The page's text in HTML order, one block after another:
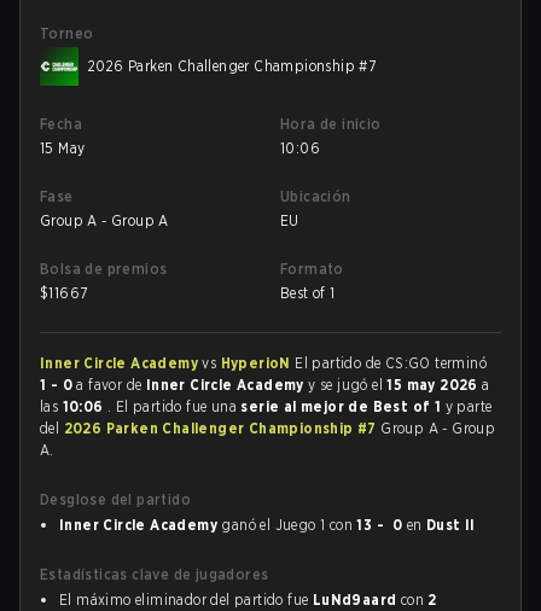
Torneo
2026 Parken Challenger Championship #7
Fecha
15 May
Hora de inicio
10:06
Fase
Group A - Group A
Ubicación
EU
Bolsa de premios
$11667
Formato
Best of 1
Inner Circle Academyvs HyperioN El partido de CS:GO terminó
1 - 0 a favor de Inner Circle Academyy se jugó el15 may 2026a
las 10:06 . El partido fue una serie al mejor de Best of 1 y parte
del 2026 Parken Challenger Championship #7 Group A - Group
A.
Desglose del partido
Inner Circle Academy ganó el Juego 1 con13 - 0 en Dust II
Estadísticas clave de jugadores
El máximo eliminador del partido fue LuNd9aard con 2